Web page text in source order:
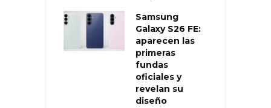
Samsung
Galaxy S26 FE:
aparecen las
primeras
fundas
oficiales y
revelan su
diseño